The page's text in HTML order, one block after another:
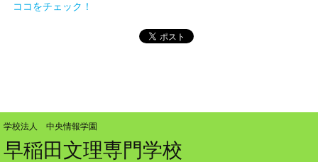
ココをチェック！
学校法人 中央情報学園
早稲田文理専門学校